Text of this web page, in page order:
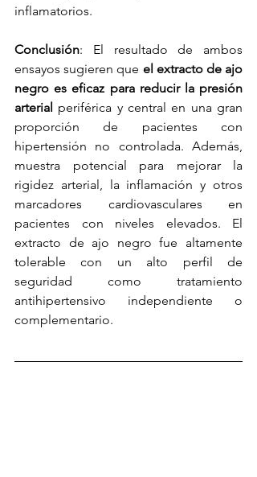
inflamatorios.
Conclusión: El resultado de ambos
ensayos sugieren que el extracto de ajo
negro es eficaz para reducir la presión
arterial periférica y central en una gran
proporción de pacientes con
hipertensión no controlada. Además,
muestra potencial para mejorar la
rigidez arterial, la inflamación y otros
marcadores cardiovasculares en
pacientes con niveles elevados. El
extracto de ajo negro fue altamente
tolerable con un alto perfil de
seguridad como tratamiento
antihipertensivo independiente o
complementario.